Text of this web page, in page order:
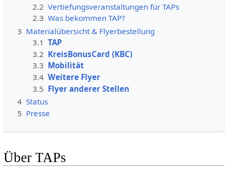
2.2 Vertiefungsveranstaltungen für TAPs
2.3 Was bekommen TAP?
3 Materialübersicht & Flyerbestellung
3.1 TAP
3.2 KreisBonusCard (KBC)
3.3 Mobilität
3.4 Weitere Flyer
3.5 Flyer anderer Stellen
4 Status
5 Presse
Über TAPs